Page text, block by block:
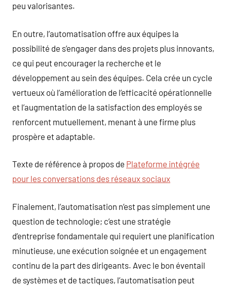
peu valorisantes.
En outre, l’automatisation offre aux équipes la
possibilité de s’engager dans des projets plus innovants,
ce qui peut encourager la recherche et le
développement au sein des équipes. Cela crée un cycle
vertueux où l’amélioration de l’efficacité opérationnelle
et l’augmentation de la satisfaction des employés se
renforcent mutuellement, menant à une firme plus
prospère et adaptable.
Texte de référence à propos de Plateforme intégrée
pour les conversations des réseaux sociaux
Finalement, l’automatisation n’est pas simplement une
question de technologie; c’est une stratégie
d’entreprise fondamentale qui requiert une planification
minutieuse, une exécution soignée et un engagement
continu de la part des dirigeants. Avec le bon éventail
de systèmes et de tactiques, l’automatisation peut